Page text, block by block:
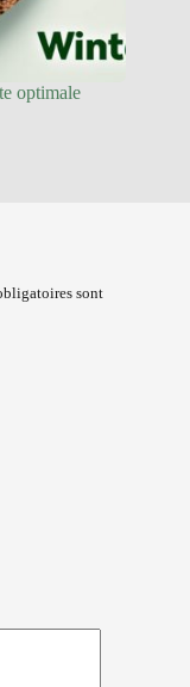
optimale
sont